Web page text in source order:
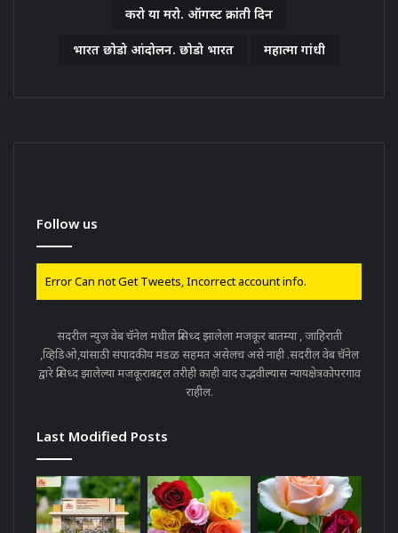
करो या मरो. ऑगस्ट क्रांती दिन
भारत छोडो आंदोलन. छोडो भारत महात्मा गांधी
Follow us
Error Can not Get Tweets, Incorrect account info.
सदरील न्युज वेब चॅनेल मधील प्रसिध्द झालेला मजकूर बातम्या , जाहिराती
,व्हिडिओ,यांसाठी संपादकीय मंडळ सहमत असेलच असे नाही .सदरील वेब चॅनेल
द्वारे प्रसिध्द झालेल्या मजकूराबद्दल तरीही काही वाद उद्भवील्यास न्यायक्षेत्रकोपरगाव
राहील.
Last Modified Posts